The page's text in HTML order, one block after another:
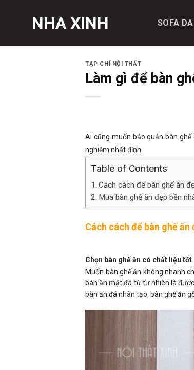
NHA XINH SOFA DA
TẠP CHÍ NỘI THẤT
Làm gì để bàn
Ai cũng muốn bảo quản bàn
nghiệm nhất định.
Table of Contents
Cách cách để bàn ghế ăn
Mua bàn ghế ăn đẹp bền
Cách cách để bàn ghế
Chọn bàn ghế ăn có chất liệu tốt
Muốn bàn ghế ăn không nhanh
bàn ăn mặt đá từ tự nhiên là
bàn ăn đá nhân tạo, bàn ghế ăn